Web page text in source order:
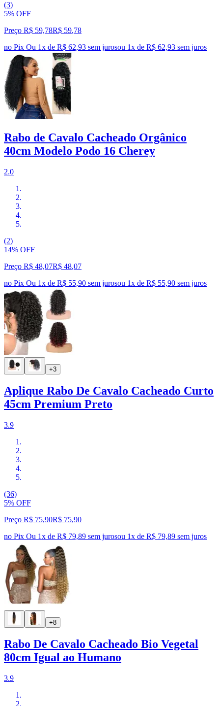
(3)
5% OFF
Preço R$ 59,78R$ 59,78
no Pix Ou 1x de R$ 62,93 sem jurosou 1x de R$ 62,93 sem juros
Rabo de Cavalo Cacheado Orgânico
40cm Modelo Podo 16 Cherey
2.0
(2)
14% OFF
Preço R$ 48,07R$ 48,07
no Pix Ou 1x de R$ 55,90 sem jurosou 1x de R$ 55,90 sem juros
+3
Aplique Rabo De Cavalo Cacheado Curto
45cm Premium Preto
3.9
(36)
5% OFF
Preço R$ 75,90R$ 75,90
no Pix Ou 1x de R$ 79,89 sem jurosou 1x de R$ 79,89 sem juros
+8
Rabo De Cavalo Cacheado Bio Vegetal
80cm Igual ao Humano
3.9